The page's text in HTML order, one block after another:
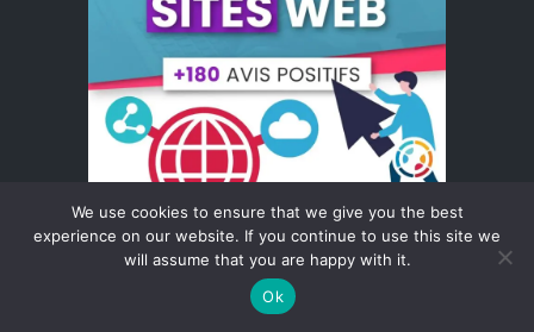
Liens utiles
Pourquoi j'ai choisi PlanetHostercomme
hébergement pour mes sites
We use cookies to ensure that we give you the best
experience on our website. If you continue to use this site we
will assume that you are happy with it.
Ok